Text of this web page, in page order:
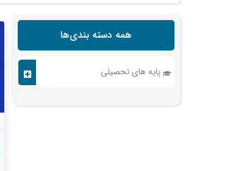
همه دسته بندی‌ها
پایه های تحصیلی